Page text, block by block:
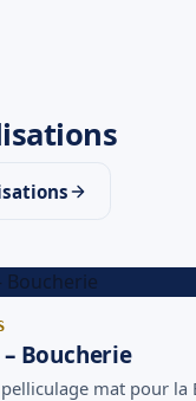
Boucherie
pelliculage mat pour la